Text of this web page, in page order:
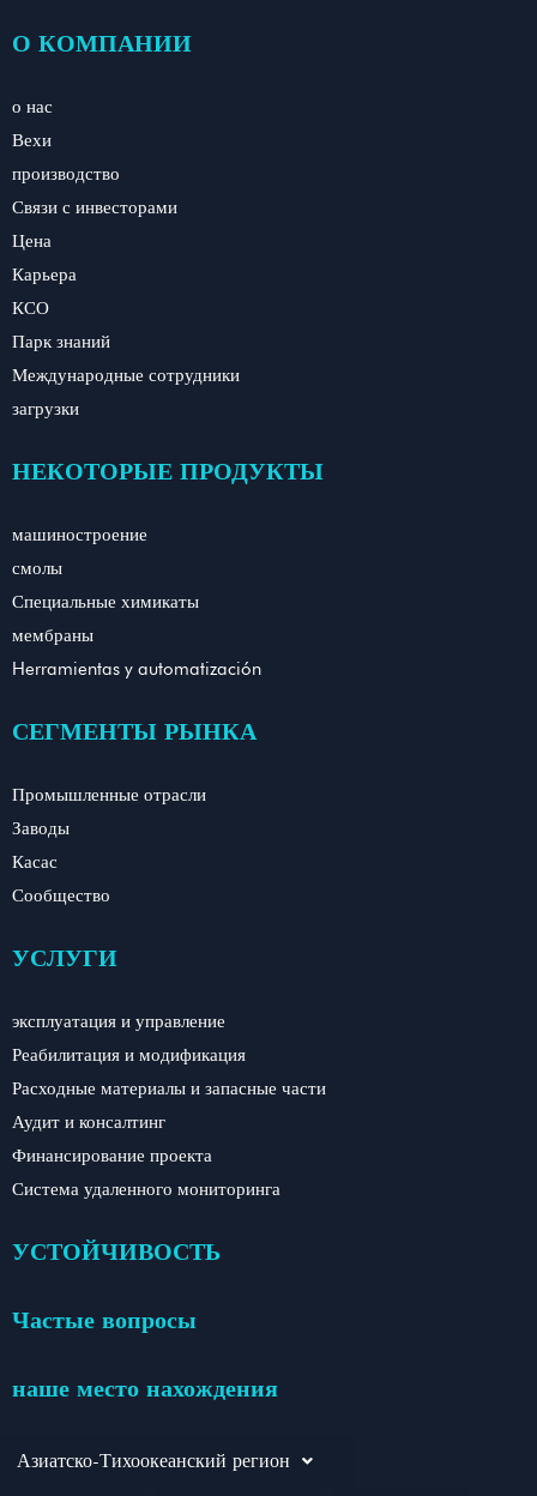
О КОМПАНИИ
о нас
Вехи
производство
Связи с инвесторами
Цена
Карьера
КСО
Парк знаний
Международные сотрудники
загрузки
НЕКОТОРЫЕ ПРОДУКТЫ
машиностроение
смолы
Специальные химикаты
мембраны
Herramientas y automatización
СЕГМЕНТЫ РЫНКА
Промышленные отрасли
Заводы
Касас
Сообщество
УСЛУГИ
эксплуатация и управление
Реабилитация и модификация
Расходные материалы и запасные части
Аудит и консалтинг
Финансирование проекта
Система удаленного мониторинга
УСТОЙЧИВОСТЬ
Частые вопросы
наше место нахождения
Азиатско-Тихоокеанский регион